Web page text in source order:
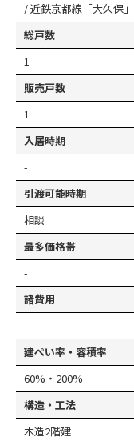
/ 近鉄京都線「大久保
総戸数
1
販売戸数
1
入居時期
-
引渡可能時期
相談
最多価格帯
-
諸費用
-
建ぺい率・容積率
60%・200%
構造・工法
木造2階建